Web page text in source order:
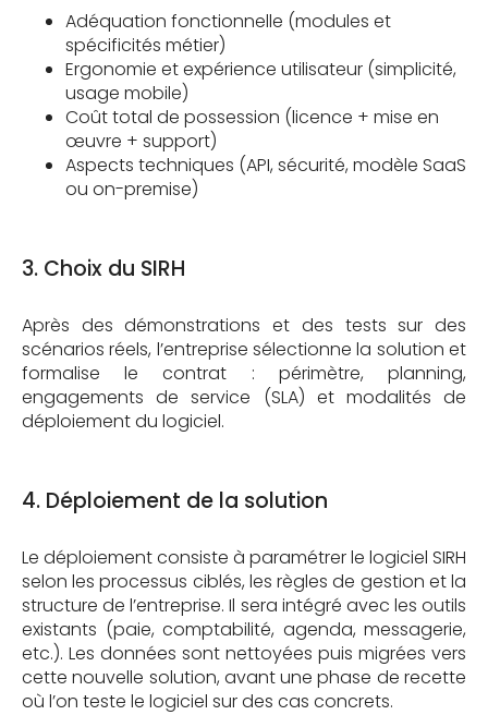
Adéquation fonctionnelle (modules et
spécificités métier)
Ergonomie et expérience utilisateur (simplicité,
usage mobile)
Coût total de possession (licence + mise en
œuvre + support)
Aspects techniques (API, sécurité, modèle SaaS
ou on-premise)
3. Choix du SIRH
Après des démonstrations et des tests sur des
scénarios réels, l’entreprise sélectionne la solution et
formalise le contrat : périmètre, planning,
engagements de service (SLA) et modalités de
déploiement du logiciel.
4. Déploiement de la solution
Le déploiement consiste à paramétrer le logiciel SIRH
selon les processus ciblés, les règles de gestion et la
structure de l’entreprise. Il sera intégré avec les outils
existants (paie, comptabilité, agenda, messagerie,
etc.). Les données sont nettoyées puis migrées vers
cette nouvelle solution, avant une phase de recette
où l’on teste le logiciel sur des cas concrets.